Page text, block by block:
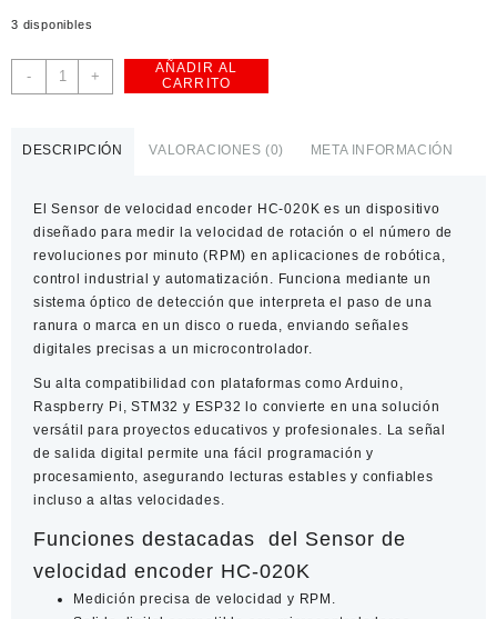
3 disponibles
-
Sensor
de
cantidad
+
AÑADIR AL
CARRITO
DESCRIPCIÓN VALORACIONES (0) META INFORMACIÓN
ElSensor de velocidad encoder HC-020K es un dispositivo
diseñado para medir la velocidad de rotación o el número de
revoluciones por minuto (RPM) en aplicaciones de robótica,
control industrial y automatización. Funciona mediante un
sistema óptico de detección que interpreta el paso de una
ranura o marca en un disco o rueda, enviando señales
digitales precisas a un microcontrolador.
Su alta compatibilidad con plataformas como Arduino,
Raspberry Pi, STM32 y ESP32 lo convierte en una solución
versátil para proyectos educativos y profesionales. La señal
de salida digital permite una fácil programación y
procesamiento, asegurando lecturas estables y confiables
incluso a altas velocidades.
Funciones destacadas del Sensor de
velocidad encoder HC-020K
Medición precisa de velocidad y RPM.